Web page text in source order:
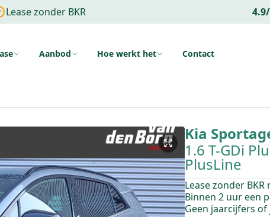
Lease zonder BKR 4.9/
Aanbod Hoe werkt het Contact
Kia
1.6 T-GDi
PlusLine
Lease zonder
Binnen 2 uur een
Geen jaarcijfers